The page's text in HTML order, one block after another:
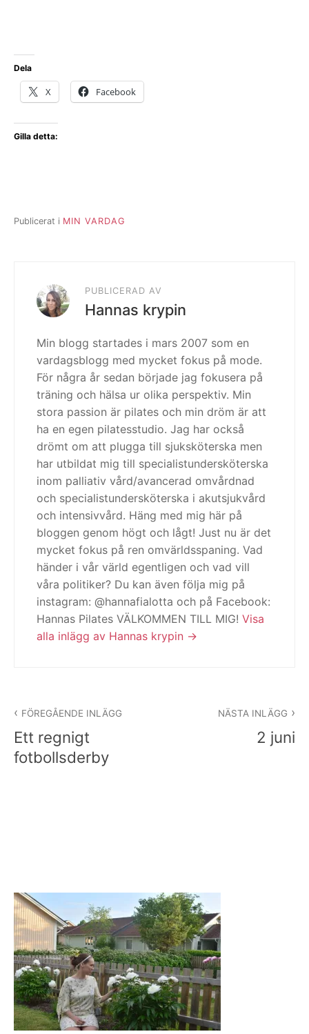
Dela
X Facebook
Gilla detta:
Publicerat i MIN VARDAG
PUBLICERAD AV
Hannas krypin
Min blogg startades i mars 2007 som en
vardagsblogg med mycket fokus på mode.
För några år sedan började jag fokusera på
träning och hälsa ur olika perspektiv. Min
stora passion är pilates och min dröm är att
ha en egen pilatesstudio. Jag har också
drömt om att plugga till sjuksköterska men
har utbildat mig till specialistundersköterska
inom palliativ vård/avancerad omvårdnad
och specialistundersköterska i akutsjukvård
och intensivvård. Häng med mig här på
bloggen genom högt och lågt! Just nu är det
mycket fokus på ren omvärldsspaning. Vad
händer i vår värld egentligen och vad vill
våra politiker? Du kan även följa mig på
instagram: @hannafialotta och på Facebook:
Hannas Pilates VÄLKOMMEN TILL MIG! Visa
alla inlägg av Hannas krypin
FÖREGÅENDE INLÄGG
Ett regnigt
fotbollsderby
NÄSTA INLÄGG
2 juni